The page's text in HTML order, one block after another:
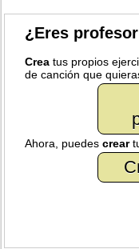
¿Eres
Crea tus propios
de canción que
Ahora, puedescrear